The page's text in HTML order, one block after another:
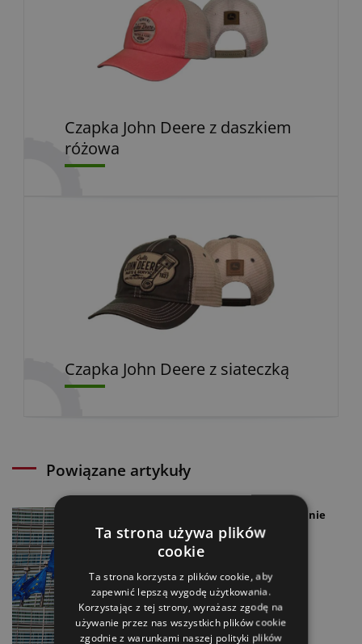
Czapka John Deere z daszkiem
różowa
Czapka John Deere z siateczką
Powiązane artykuły
Unia Europejska. Podsumowanie
polskiej prezydencji
08.06.2025
Unia Europejska. Zmiany w
przepisach de minimis
Ta strona używa plików
cookie
Ta strona korzysta z plików cookie, aby
zapewnić lepszą wygodę użytkowania.
Korzystając z tej strony, wyrażasz zgodę na
używanie przez nas wszystkich plików cookie
zgodnie z warunkami naszej polityki plików